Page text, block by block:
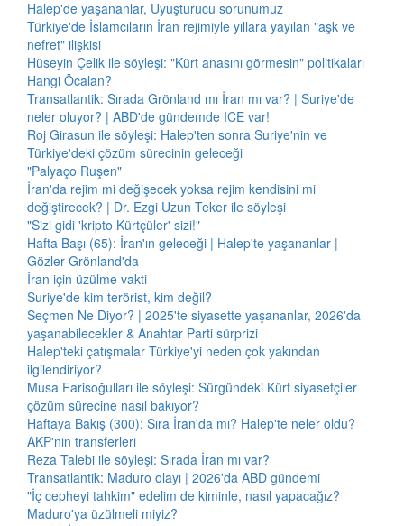
Halep'de yaşananlar, Uyuşturucu sorunumuz
Türkiye'de İslamcıların İran rejimiyle yıllara yayılan "aşk ve
nefret" ilişkisi
Hüseyin Çelik ile söyleşi: "Kürt anasını görmesin" politikaları
Hangi Öcalan?
Transatlantik: Sırada Grönland mı İran mı var? | Suriye'de
neler oluyor? | ABD'de gündemde ICE var!
Roj Girasun ile söyleşi: Halep'ten sonra Suriye'nin ve
Türkiye'deki çözüm sürecinin geleceği
"Palyaço Ruşen"
İran'da rejim mi değişecek yoksa rejim kendisini mi
değiştirecek? | Dr. Ezgi Uzun Teker ile söyleşi
"Sizi gidi 'kripto Kürtçüler' sizi!"
Hafta Başı (65): İran'ın geleceği | Halep'te yaşananlar |
Gözler Grönland'da
İran için üzülme vakti
Suriye'de kim terörist, kim değil?
Seçmen Ne Diyor? | 2025'te siyasette yaşananlar, 2026'da
yaşanabilecekler & Anahtar Parti sürprizi
Halep'teki çatışmalar Türkiye'yi neden çok yakından
ilgilendiriyor?
Musa Farisoğulları ile söyleşi: Sürgündeki Kürt siyasetçiler
çözüm sürecine nasıl bakıyor?
Haftaya Bakış (300): Sıra İran'da mı? Halep'te neler oldu?
AKP'nin transferleri
Reza Talebi ile söyleşi: Sırada İran mı var?
Transatlantik: Maduro olayı | 2026'da ABD gündemi
"İç cepheyi tahkim" edelim de kiminle, nasıl yapacağız?
Maduro'ya üzülmeli miyiz?